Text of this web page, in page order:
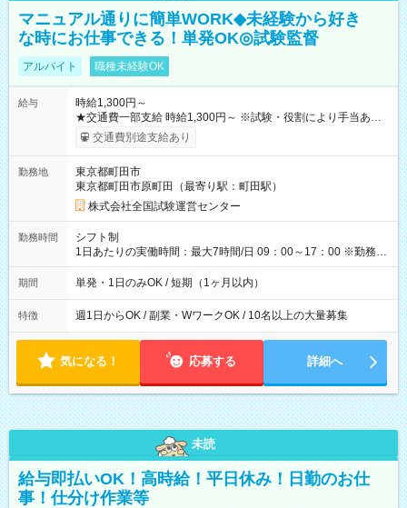
マニュアル通りに簡単WORK◆未経験から好き
な時にお仕事できる！単発OK◎試験監督
アルバイト 職種未経験OK
給与
時給1,300円～
★交通費一部支給 時給1,300円～ ※試験・役割により手当あり
※勤務回数により昇給あり 【即給（前払い）オプションあ
り！】 希望される場合、勤務から1週間ほどで給与の一部を受け
例】 ・河合塾模擬試験 8:30～17:30（休憩1時間） 時給1,300円
×8時間＝日収10,400円＋交通費 ※当日の役割により時給＋100
円の場合あり ・国家試験 7:00～13:30（休憩なし） 時給1,300
円（役割手当＋100円）×6時間＝日収8,400円＋交通費 【試用期
間】試用期間なし
交通費別途支給あり
勤務地
東京都町田市
東京都町田市原町田（最寄り駅：町田駅）
株式会社全国試験運営センター
勤務時間
シフト制
1日あたりの実働時間：最大7時間/日 09：00～17：00 ※勤務時
間は 試験により異なります。
期間 単発・1日のみOK / 短期（1ヶ月以内）
特徴 週1日からOK / 副業・WワークOK / 10名以上の大量募集
気になる！ 応募する 詳細へ
未読
給与即払いOK！高時給！平日休み！日勤のお仕
事！仕分け作業等